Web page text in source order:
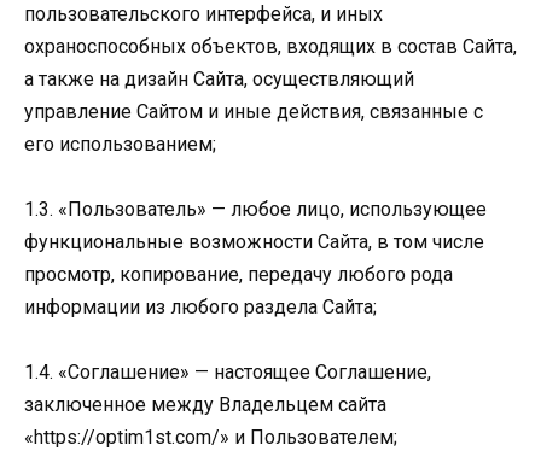
пользовательского интерфейса, и иных
охраноспособных объектов, входящих в состав Сайта,
а также на дизайн Сайта, осуществляющий
управление Сайтом и иные действия, связанные с
его использованием;
1.3. «Пользователь» — любое лицо, использующее
функциональные возможности Сайта, в том числе
просмотр, копирование, передачу любого рода
информации из любого раздела Сайта;
1.4. «Соглашение» — настоящее Соглашение,
заключенное между Владельцем сайта
«https://optim1st.com/» и Пользователем;